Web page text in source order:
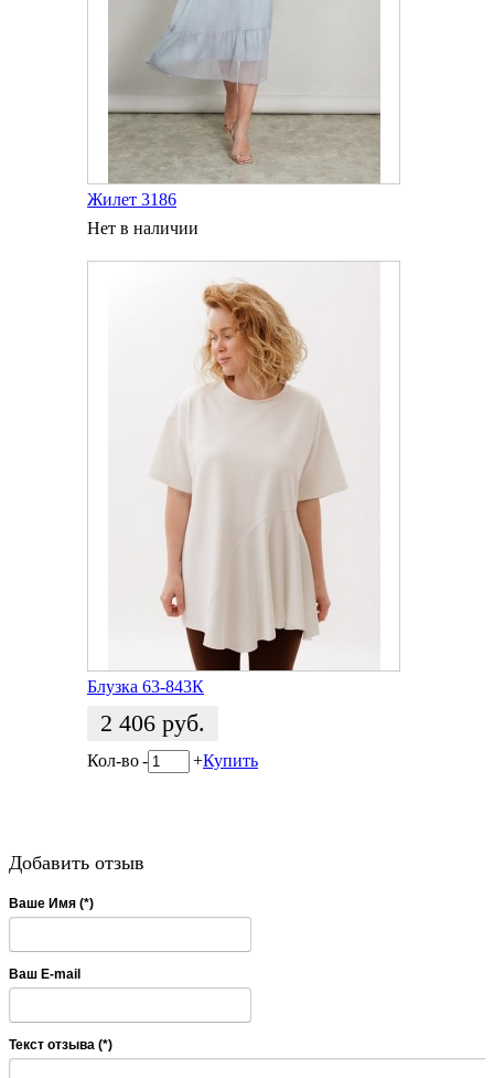
Жилет 3186
Нет в наличии
Блузка 63-843К
2 406 руб.
Кол-во- +Купить
Добавить отзыв
Ваше Имя (*)
Ваш E-mail
Текст отзыва (*)